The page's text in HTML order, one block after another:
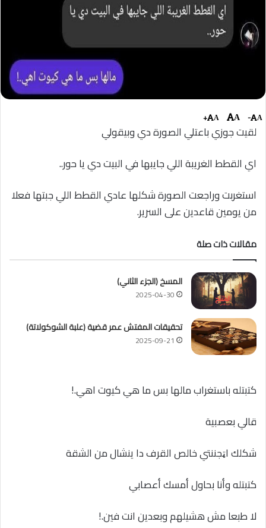
A
-
A
A
+
لقيت جوزي باعتلي الصورة دي وبيقولي
اي القطط الغريبة اللي جايبها في البيت دي يا حور..
استغربت وراجعت الصورة شكلها عادي القطط اللي جبتها فعلا
من يومين قاعدين على السرير.
مقالات ذات صلة
المسخ (الجزء الثاني)
2025-04-30
تحقيقات المفتش عمر قضية (علبة الشوكولاتة)
2025-09-21
كتبتله باستغراب مالها بس ما هي كيوت اهي.!
قالي بعصبية
شكلك اټجننتي خالص القرف دا ينشال من الشقة
كتبتله وأنا بحاول أمسك أعصابي
لا طبعا مش هشيلهم وبعدين انت فين.!